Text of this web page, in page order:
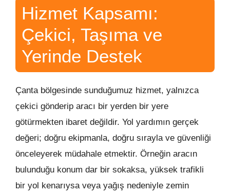
Hizmet Kapsamı:
Çekici, Taşıma ve
Yerinde Destek
Çanta bölgesinde sunduğumuz hizmet, yalnızca
çekici gönderip aracı bir yerden bir yere
götürmekten ibaret değildir. Yol yardımın gerçek
değeri; doğru ekipmanla, doğru sırayla ve güvenliği
önceleyerek müdahale etmektir. Örneğin aracın
bulunduğu konum dar bir sokaksa, yüksek trafikli
bir yol kenarıysa veya yağış nedeniyle zemin